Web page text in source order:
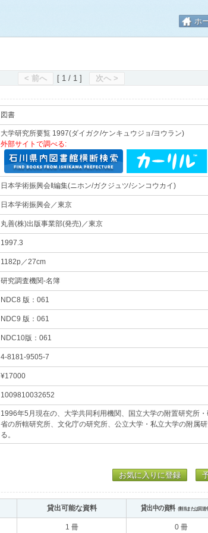
ホ
< 前へ [ 1 / 1 ] 次へ >
図書
大学研究所要覧 1997(ダイガク/ケンキュウジョ/ヨウラン)
外部サイトで調べる:
日本学術振興会‖編集(ニホン/ガクジュツ/シンコウカイ)
日本学術振興会／東京
丸善(株)出版事業部(発売)／東京
1997.3
1182p／27cm
研究調査機関-名簿
NDC8 版：061
NDC9 版：061
NDC10版：061
4-8181-9505-7
¥17000
1009810032652
1996年5月現在の、大学共同利用機関、国立大学の附置研究所
省の所轄研究所、文化庁の研究所、公立大学・私立大学の附属
る。
お気に入りに登録
貸出可能な資料 貸出中の資料（割当または回送
1 冊 0 冊